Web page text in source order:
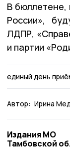
В бюллетене,
России»,
ЛДПР,
и партии
единый день
Автор: Ирина
Издания МО
Тамбовской